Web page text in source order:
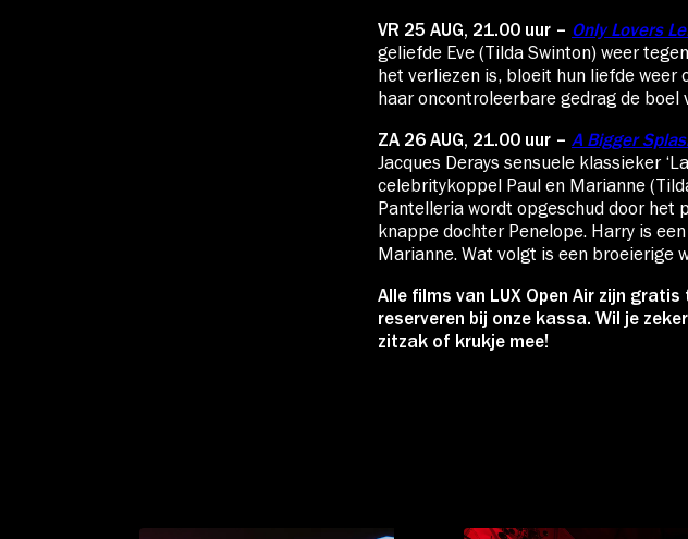
VR 25 AUG, 21.00 uur – Only Lovers
geliefde Eve (Tilda Swinton) weer
het verliezen is, bloeit hun liefde weer
haar oncontroleerbare gedrag de boel
ZA 26 AUG, 21.00 uur – A Bigger
Jacques Derays sensuele klassieker
celebritykoppel Paul en Marianne
Pantelleria wordt opgeschud door het
knappe dochter Penelope. Harry is
Marianne. Wat volgt is een broeierige
Alle films van LUX Open Air zijn
reserveren bij onze kassa. Wil je
zitzak of krukje mee!